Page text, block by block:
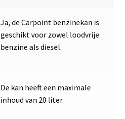
Ja, de Carpoint benzinekan is
geschikt voor zowel loodvrije
benzine als diesel.
De kan heeft een maximale
inhoud van 20 liter.